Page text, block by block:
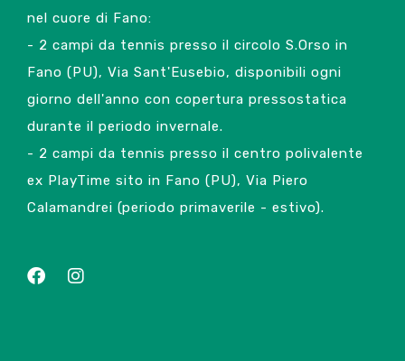
nel cuore di Fano:
- 2 campi da tennis presso il circolo S.Orso in
Fano (PU), Via Sant'Eusebio, disponibili ogni
giorno dell'anno con copertura pressostatica
durante il periodo invernale.
- 2 campi da tennis presso il centro polivalente
ex PlayTime sito in Fano (PU), Via Piero
Calamandrei (periodo primaverile - estivo).